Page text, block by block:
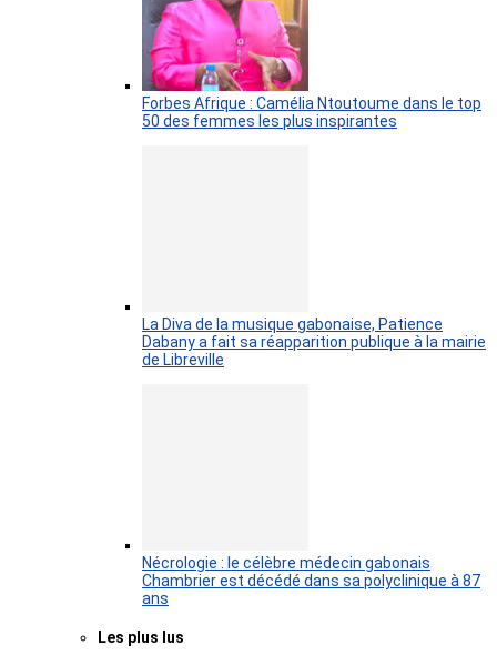
Forbes Afrique : Camélia Ntoutoume dans le top
50 des femmes les plus inspirantes
La Diva de la musique gabonaise, Patience
Dabany a fait sa réapparition publique à la mairie
de Libreville
Nécrologie : le célèbre médecin gabonais
Chambrier est décédé dans sa polyclinique à 87
ans
Les plus lus